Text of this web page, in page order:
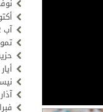
آب 2022
تموز
أيار 2022
آذار 2022